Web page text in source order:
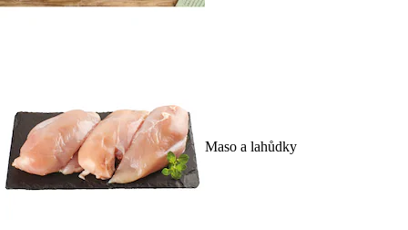
Maso a lahůdky